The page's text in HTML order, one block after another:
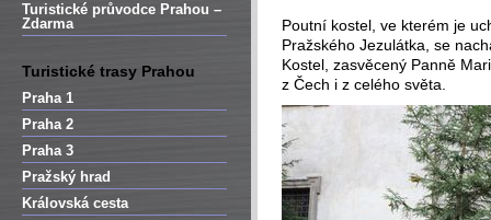
Turistické průvodce Prahou –
Zdarma
Turistické trasy Prahou
Praha 1
Praha 2
Praha 3
Pražský hrad
Královská cesta
Poutní kostel, ve kterém je
Pražského Jezulátka, se
Kostel, zasvěcený Panně
z Čech i z celého světa.